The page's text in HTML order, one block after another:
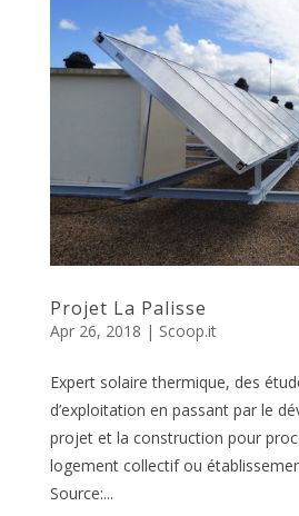
Projet La Palisse
Apr 26, 2018 | Scoop.it
Expert solaire thermique, des
d’exploitation en passant par le
projet et la construction pour
logement collectif ou
Source:...